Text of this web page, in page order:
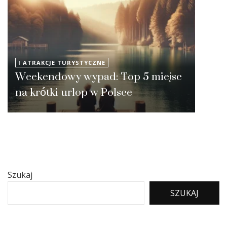
I ATRAKCJE TURYSTYCZNE
Weekendowy wypad: Top 5 miejsc
na krótki urlop w Polsce
Szukaj
SZUKAJ